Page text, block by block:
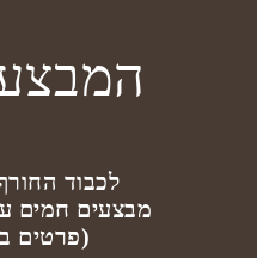
לכבוד
מבצעים חמים
(פרטים